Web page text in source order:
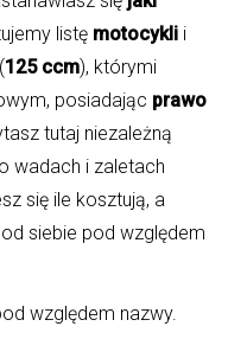
listę motocykli i
(125 ccm), którymi
posiadając prawo
tutaj niezależną
wadach i zaletach
się ile kosztują, a
siebie pod względem
względem nazwy.